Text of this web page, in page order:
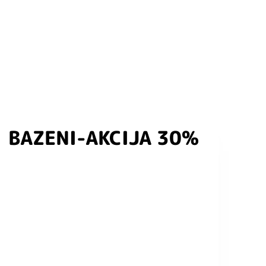
BAZENI-AKCIJA 30%